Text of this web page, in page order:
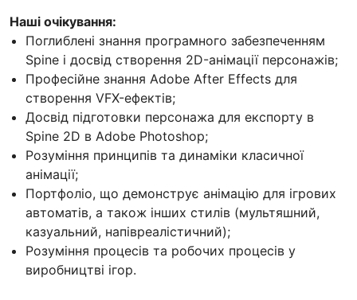
Наші очікування:
Поглиблені знання програмного забезпеченням
Spine і досвід створення 2D-анімації персонажів;
Професійне знання Adobe After Effects для
створення VFX-ефектів;
Досвід підготовки персонажа для експорту в
Spine 2D в Adobe Photoshop;
Розуміння принципів та динаміки класичної
анімації;
Портфоліо, що демонструє анімацію для ігрових
автоматів, а також інших стилів (мультяшний,
казуальний, напівреалістичний);
Розуміння процесів та робочих процесів у
виробництві ігор.